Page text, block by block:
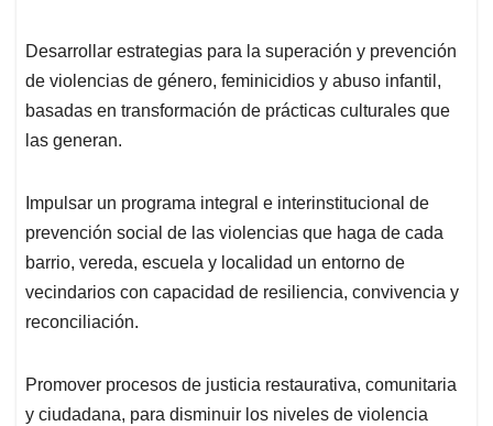
Desarrollar estrategias para la superación y prevención
de violencias de género, feminicidios y abuso infantil,
basadas en transformación de prácticas culturales que
las generan.
Impulsar un programa integral e interinstitucional de
prevención social de las violencias que haga de cada
barrio, vereda, escuela y localidad un entorno de
vecindarios con capacidad de resiliencia, convivencia y
reconciliación.
Promover procesos de justicia restaurativa, comunitaria
y ciudadana, para disminuir los niveles de violencia